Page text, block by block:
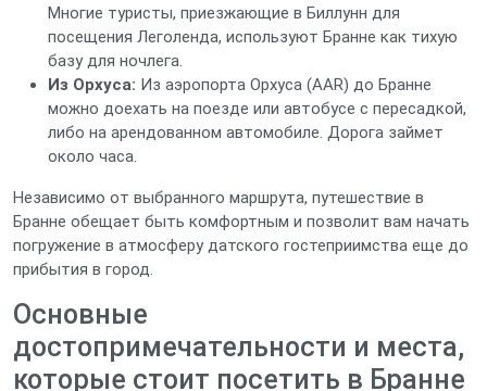
Многие туристы, приезжающие в Биллунн для
посещения Леголенда, используют Бранне как тихую
базу для ночлега.
Из Орхуса: Из аэропорта Орхуса (AAR) до Бранне
можно доехать на поезде или автобусе с пересадкой,
либо на арендованном автомобиле. Дорога займет
около часа.
Независимо от выбранного маршрута, путешествие в
Бранне обещает быть комфортным и позволит вам начать
погружение в атмосферу датского гостеприимства еще до
прибытия в город.
Основные
достопримечательности и места,
которые стоит посетить в Бранне